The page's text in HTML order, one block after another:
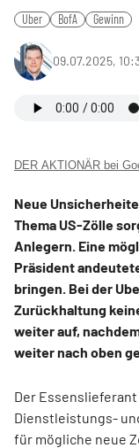
Uber BofA Gewinn
09.07.2025,
DER AKTIONÄR bei
Neue
Thema US-Zölle
Anlegern. Eine
Präsident
bringen. Bei der
Zurückhaltung
weiter auf,
weiter nach oben
Der
Dienstleistungs-
für mögliche neue